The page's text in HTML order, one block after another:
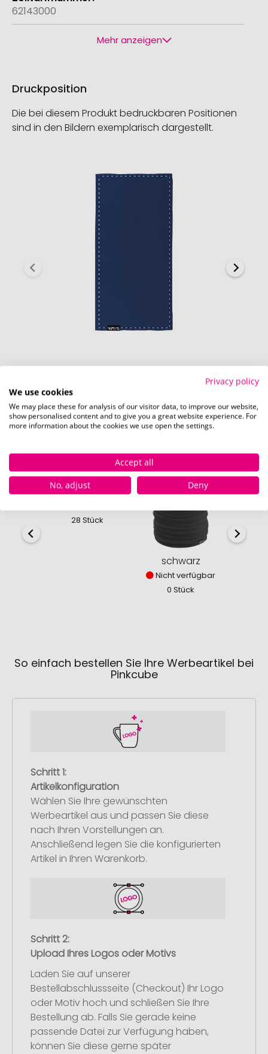
62143000
Mehr anzeigen
Druckposition
Die bei diesem Produkt bedruckbaren Positionen
sind in den Bildern exemplarisch dargestellt.
Verfügbare Farben
dunkelblau
28 Stück
schwarz
Nicht verfügbar
0 Stück
So einfach bestellen Sie Ihre Werbeartikel bei
Pinkcube
Schritt 1:
Artikelkonfiguration
Wählen Sie Ihre gewünschten
Werbeartikel aus und passen Sie diese
nach Ihren Vorstellungen an.
Anschließend legen Sie die konfigurierten
Artikel in Ihren Warenkorb.
Schritt 2:
Upload Ihres Logos oder Motivs
Laden Sie auf unserer
Bestellabschlussseite (Checkout) Ihr Logo
oder Motiv hoch und schließen Sie Ihre
Bestellung ab. Falls Sie gerade keine
passende Datei zur Verfügung haben,
können Sie diese gerne später
Privacy policy
We use cookies
We may place these for analysis of our visitor data, to improve our website,
show personalised content and to give you a great website experience. For
more information about the cookies we use open the settings.
Accept all
No, adjust
Deny